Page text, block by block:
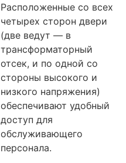
Расположенные со всех
четырех сторон двери
(две ведут — в
трансформаторный
отсек, и по одной со
стороны высокого и
низкого напряжения)
обеспечивают удобный
доступ для
обслуживающего
персонала.